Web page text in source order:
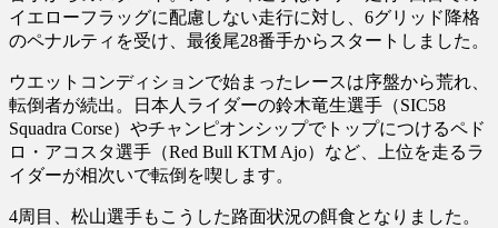
イエローフラッグに配慮しない走行に対し、6グリッド降格
のペナルティを受け、最後尾28番手からスタートしました。
ウエットコンディションで始まったレースは序盤から荒れ、
転倒者が続出。日本人ライダーの鈴木竜生選手（SIC58
Squadra Corse）やチャンピオンシップでトップにつけるペド
ロ・アコスタ選手（Red Bull KTM Ajo）など、上位を走るラ
イダーが相次いで転倒を喫します。
4周目、松山選手もこうした路面状況の餌食となりました。